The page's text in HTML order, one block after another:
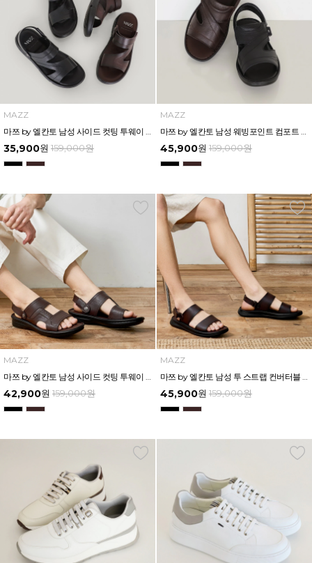
MAZZ
마쯔 by 엘칸토 남성 사이드 컷팅 투웨이 에어솔 샌들 3cm LCMW55M626
35,900원 159,000원
MAZZ
마쯔 by 엘칸토 남성 웨빙포인트 컴포트 샌들 3cm LCMW57M626
45,900원 159,000원
MAZZ
마쯔 by 엘칸토 남성 사이드 컷팅 투웨이 컴포트 샌들 3cm LCMW56M626
42,900원 159,000원
MAZZ
마쯔 by 엘칸토 남성 투 스트랩 컨버터블 샌들 2.5cm LCMW54M626
45,900원 159,000원